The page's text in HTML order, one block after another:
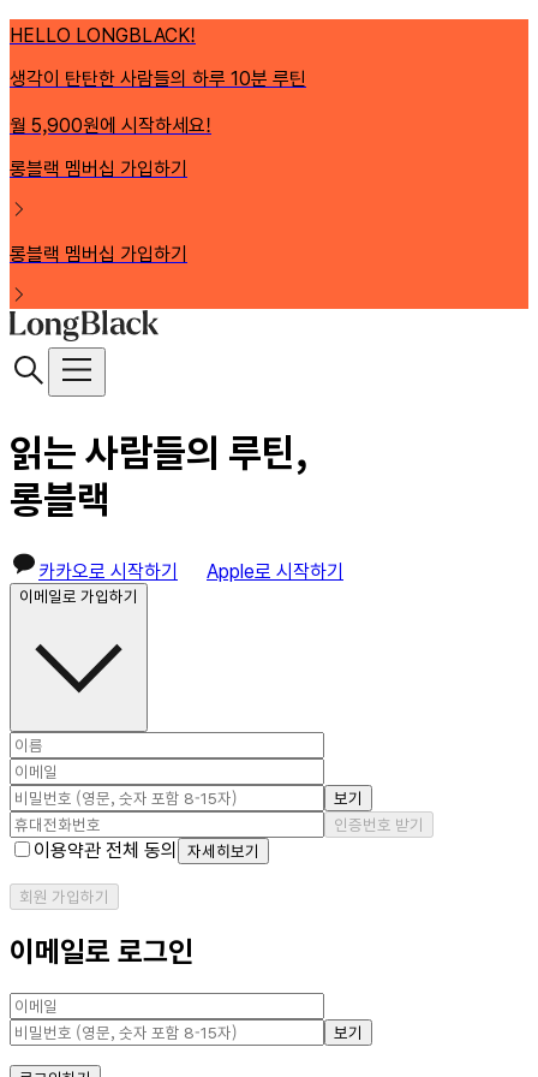
HELLO LONGBLACK!
생각이 탄탄한 사람들의 하루 10분 루틴
월 5,900원에 시작하세요!
롱블랙 멤버십 가입하기
롱블랙 멤버십 가입하기
읽는 사람들의 루틴,
롱블랙
카카오로 시작하기 Apple로 시작하기
이메일로 가입하기
보기
인증번호 받기
이용약관 전체 동의 자세히보기
회원 가입하기
이메일로 로그인
보기